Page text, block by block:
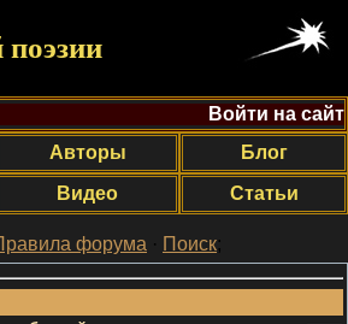
Войти на сайт
Авторы
Блог
Видео Статьи
форума · Поиск;